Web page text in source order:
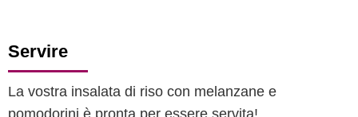
Servire
La vostra insalata di riso con melanzane e
pomodorini è pronta per essere servita!